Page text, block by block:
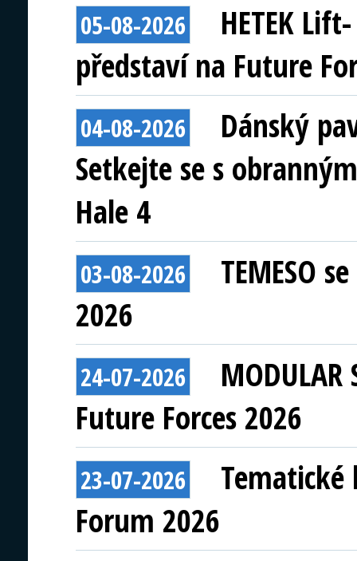
05-08-2026
HETEK
představí na Future
04-08-2026
Dánský
Setkejte se s
Hale 4
03-08-2026
TEMESO
2026
24-07-2026
Future Forces 2026
23-07-2026
Tematické
Forum 2026